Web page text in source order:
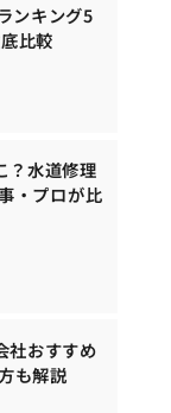
ンキング5
比較
？水道修理
・プロが比
社おすすめ
も解説